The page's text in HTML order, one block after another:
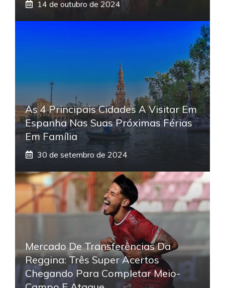
14 de outubro de 2024
As 4 Principais Cidades A Visitar Em
Espanha Nas Suas Próximas Férias
Em Família
30 de setembro de 2024
Mercado De Transferências Da
Reggina: Três Super Acertos
Chegando Para Completar Meio-